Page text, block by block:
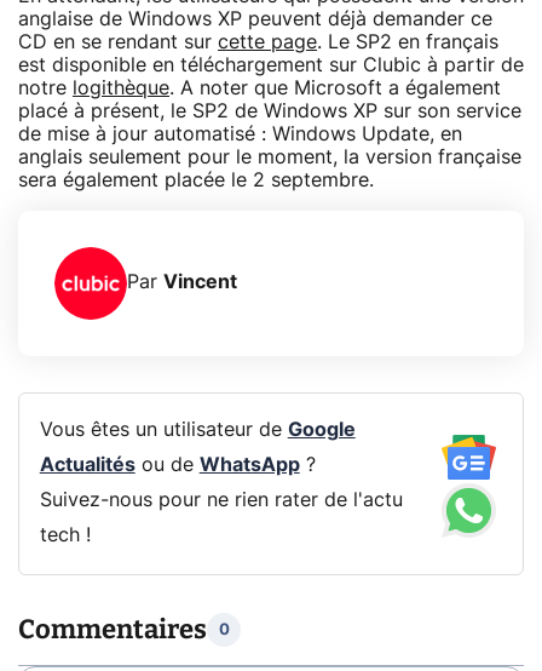
anglaise de Windows XP peuvent déjà demander ce
CD en se rendant sur cette page. Le SP2 en français
est disponible en téléchargement sur Clubic à partir de
notre logithèque. A noter que Microsoft a également
placé à présent, le SP2 de Windows XP sur son service
de mise à jour automatisé : Windows Update, en
anglais seulement pour le moment, la version française
sera également placée le 2 septembre.
Par Vincent
Vous êtes un utilisateur de Google
Actualitésou de WhatsApp?
Suivez-nous pour ne rien rater de l'actu
tech !
Commentaires 0